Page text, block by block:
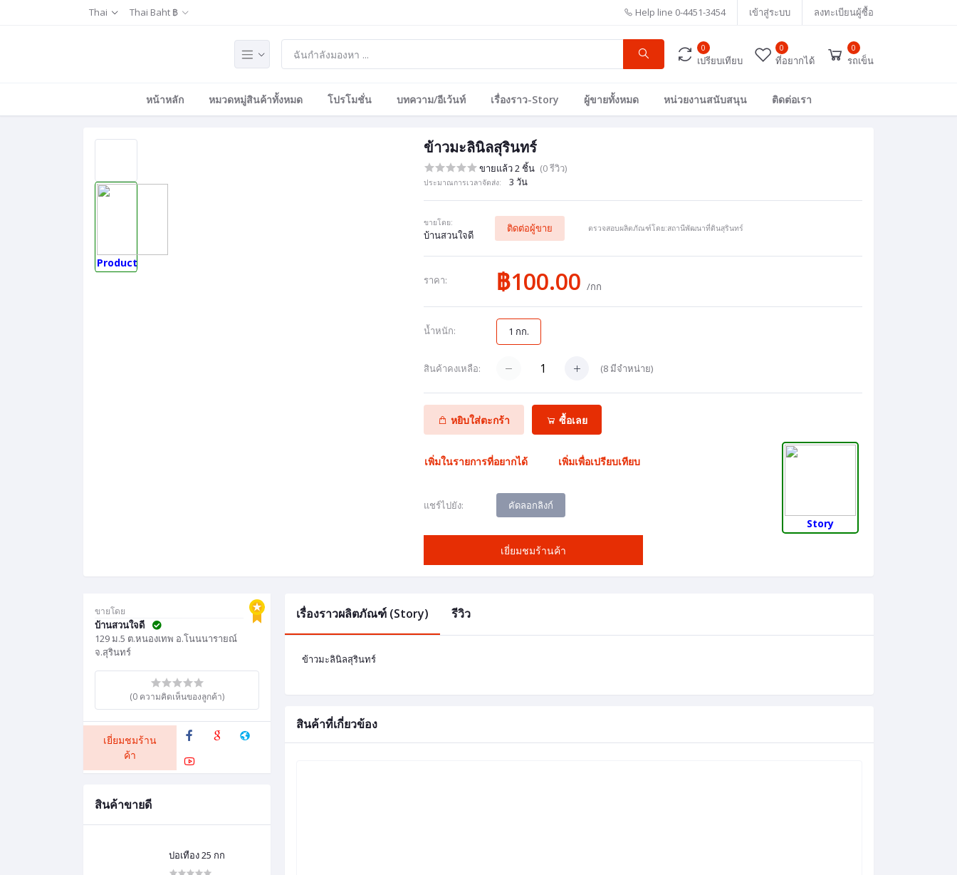
Thai Thai Baht ฿ Help line 0-4451-3454 เข้าสู่ระบบ ลงทะเบียนผู้ซื้อ
0
เปรียบเทียบ
0
ที่อยากได้
0
รถเข็น
หน้าหลัก หมวดหมู่สินค้าทั้งหมด โปรโมชั่น บทความ/อีเว้นท์ เรื่องราว-Story ผู้ขายทั้งหมด หน่วยงานสนับสนุน ติดต่อเรา
Product
ข้าวมะลินิลสุรินทร์
ขายแล้ว 2 ชิ้น (0 รีวิว)
ประมาณการเวลาจัดส่ง: 3 วัน
ขายโดย:
บ้านสวนใจดี
ติดต่อผู้ขาย ตรวจสอบผลิตภัณฑ์โดย:สถานีพัฒนาที่ดินสุรินทร์
ราคา: ฿100.00/กก
น้ำหนัก: 1 กก.
สินค้าคงเหลือ: (8มีจำหน่าย)
หยิบใส่ตะกร้า ซื้อเลย
เพิ่มในรายการที่อยากได้ เพิ่มเพื่อเปรียบเทียบ
แชร์ไปยัง: คัดลอกลิงก์
เยี่ยมชมร้านค้า
Story
ขายโดย
บ้านสวนใจดี
129 ม.5 ต.หนองเทพ อ.โนนนารายณ์
จ.สุรินทร์
(0 ความคิดเห็นของลูกค้า)
เยี่ยมชมร้าน
ค้า
สินค้าขายดี
ปอเทือง 25 กก
เรื่องราวผลิตภัณฑ์ (Story) รีวิว
ข้าวมะลินิลสุรินทร์
สินค้าที่เกี่ยวข้อง